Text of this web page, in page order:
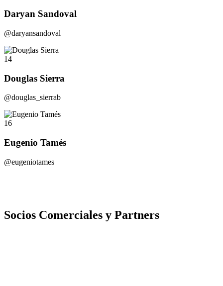
Daryan Sandoval
@daryansandoval
14
Douglas Sierra
@douglas_sierrab
16
Eugenio Tamés
@eugeniotames
Socios Comerciales y Partners